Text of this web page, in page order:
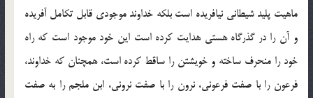
ماهيت پليد شيطاني نيافريده است بلكه خداوند موجودي قابل تكامل آفريده
و آن را در گذرگاه هستي هدايت كرده است اين خود موجود است كه راه
خود را منحرف ساخته و خويشتن را ساقط كرده است، همچنان كه خداوند،
فرعون را با صفت فرعوني، نرون را با صفت نروني، ابن ملجم را به صفت